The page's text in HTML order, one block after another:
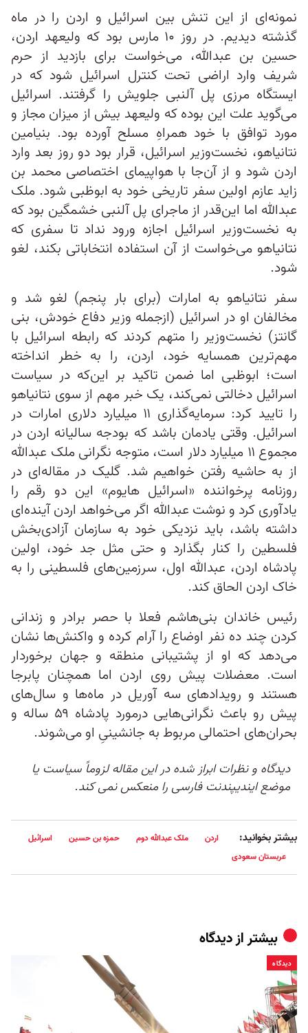
نمونه‌ای از این تنش بین اسرائیل و اردن را در ماه
گذشته دیدیم. در روز ۱۰ مارس بود که ولیعهد اردن،
حسین بن عبدالله، می‌خواست برای بازدید از حرم
شریف وارد اراضی تحت کنترل اسرائیل شود که در
ایستگاه مرزی پل آلنبی جلویش را گرفتند. اسرائیل
می‌گوید علت این بوده که ولیعهد بیش از میزان مجاز و
مورد توافق با خود همراهِ مسلح آورده بود. بنیامین
نتانیاهو، نخست‌وزیر اسرائیل، قرار بود دو روز بعد وارد
اردن شود و از آن‌جا با هواپیمای اختصاصی محمد بن
زاید عازم اولین سفر تاریخی خود به ابوظبی شود. ملک
عبدالله اما این‌قدر از ماجرای پل آلنبی خشمگین بود که
به نخست‌وزیر اسرائیل اجازه ورود نداد تا سفری که
نتانیاهو می‌خواست از آن استفاده انتخاباتی بکند، لغو
شود.
سفر نتانیاهو به امارات (برای بار پنجم) لغو شد و
مخالفان او در اسرائیل (ازجمله وزیر دفاع خودش، بنی
گانتز) نخست‌وزیر را متهم کردند که رابطه اسرائیل با
مهم‌ترین همسایه خود، اردن، را به خطر انداخته
است؛ ابوظبی اما ضمن تاکید بر این‌که در سیاست
اسرائیل دخالتی نمی‌کند، یک خبر مهم از سوی نتانیاهو
را تایید کرد: سرمایه‌گذاری ۱۱ میلیارد دلاری امارات در
اسرائیل. وقتی یادمان باشد که بودجه سالیانه اردن در
مجموع ۱۱ میلیارد دلار است، متوجه نگرانی ملک عبدالله
از به حاشیه رفتن خواهیم شد. گلیک در مقاله‌ای در
روزنامه پرخواننده «اسرائیل هایوم» این دو رقم را
یادآوری کرد و نوشت عبدالله اگر می‌خواهد اردن آینده‌ای
داشته باشد، باید نزدیکی خود به سازمان آزادی‌بخش
فلسطین را کنار بگذارد و حتی مثل جد خود، اولین
پادشاه اردن، عبدالله اول، سرزمین‌های فلسطینی را به
خاک اردن الحاق کند.
رئیس خاندان بنی‌هاشم فعلا با حصر برادر و زندانی
کردن چند ده نفر اوضاع را آرام کرده و واکنش‌ها نشان
می‌دهد که او از پشتیبانی منطقه و جهان برخوردار
است. معضلات پیش‌ روی اردن اما همچنان پابرجا
هستند و رویدادهای سه آوریل در ماه‌ها و سال‌های
پیش رو باعث نگرانی‌هایی درمورد پادشاه ۵۹ ساله و
بحران‌های احتمالی مربوط به جانشینیِ او می‌شوند.
دیدگاه و نظرات ابراز شده در این مقاله لزوماً سیاست یا
موضع ایندیپندنت فارسی را منعکس نمی کند.
بیشتر بخوانید: اردن ملک عبدالله دوم حمزه بن حسین
اسرائیل
عربستان سعودی
بیشتر ازدیدگاه
دیدگاه